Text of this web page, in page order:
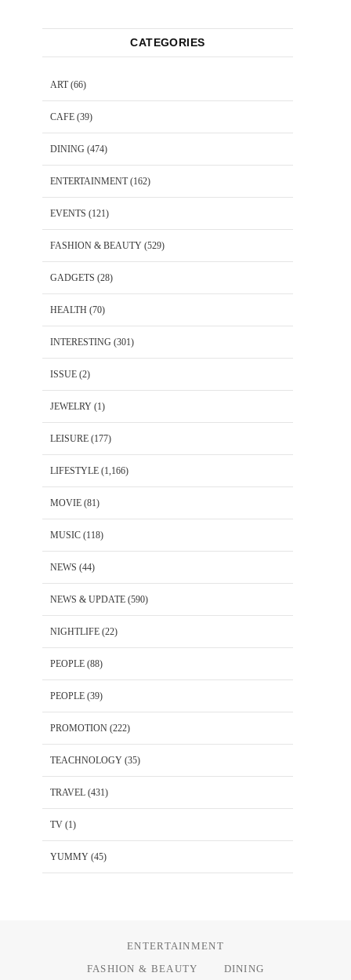
CATEGORIES
ART(66)
CAFE (39)
DINING (474)
ENTERTAINMENT(162)
EVENTS (121)
FASHION & BEAUTY (529)
GADGETS (28)
HEALTH (70)
INTERESTING (301)
ISSUE (2)
JEWELRY (1)
LEISURE (177)
LIFESTYLE (1,166)
MOVIE (81)
MUSIC (118)
NEWS (44)
NEWS & UPDATE (590)
NIGHTLIFE (22)
PEOPLE (88)
PEOPLE (39)
PROMOTION (222)
TEACHNOLOGY (35)
TRAVEL (431)
TV (1)
YUMMY (45)
ENTERTAINMENT
FASHION & BEAUTY
DINING